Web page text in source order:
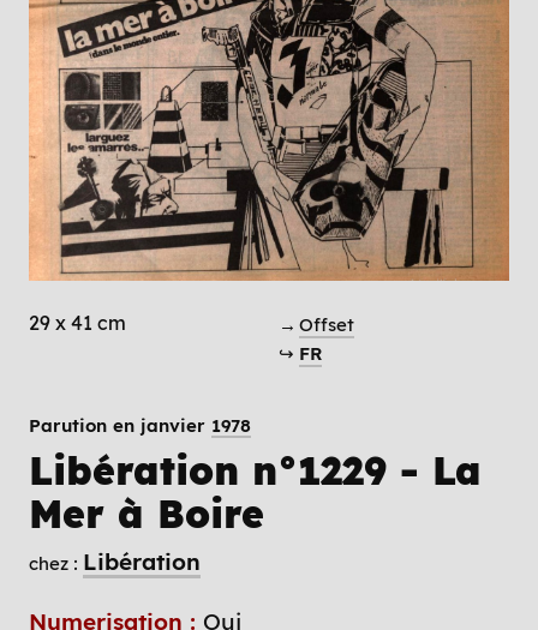
29 x 41 cm → Offset
↪ FR
Parution en janvier 1978
Libération n°1229 - La
Mer à Boire
chez : Libération
Numerisation : Oui